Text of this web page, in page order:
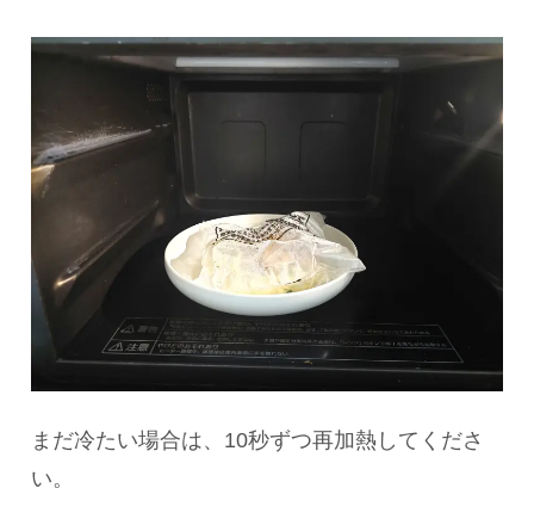
まだ冷たい場合は、10秒ずつ再加熱してくださ
い。